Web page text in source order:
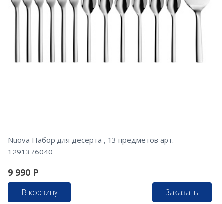
Nuova Набор для десерта , 13 предметов арт.
1291376040
9 990 Р
В корзину Заказать